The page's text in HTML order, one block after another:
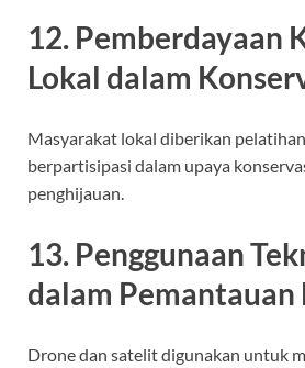
12. Pemberdayaan
Lokal dalam
Masyarakat lokal diberikan
berpartisipasi dalam upaya
penghijauan.
13. Penggunaan
dalam Pemantauan
Drone dan satelit digunakan untuk